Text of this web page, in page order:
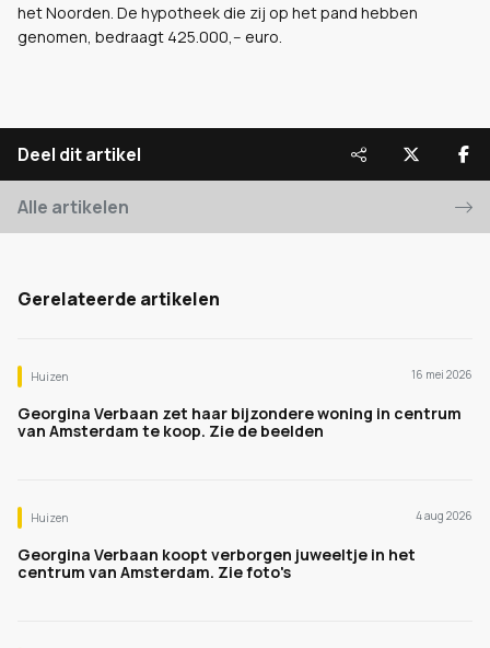
het Noorden. De hypotheek die zij op het pand hebben
genomen, bedraagt 425.000,-- euro.
Deel dit artikel
Alle artikelen
Gerelateerde artikelen
Huizen 16 mei 2026
Georgina Verbaan zet haar bijzondere woning in centrum
van Amsterdam te koop. Zie de beelden
Huizen 4 aug 2026
Georgina Verbaan koopt verborgen juweeltje in het
centrum van Amsterdam. Zie foto's